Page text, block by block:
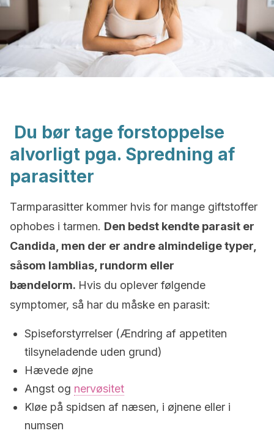
Du bør tage forstoppelse
alvorligt pga. Spredning af
parasitter
Tarmparasitter kommer hvis for mange giftstoffer
ophobes i tarmen. Den bedst kendte parasit er
Candida, men der er andre almindelige typer,
såsom lamblias, rundorm eller
bændelorm. Hvis du oplever følgende
symptomer, så har du måske en parasit:
Spiseforstyrrelser (Ændring af appetiten
tilsyneladende uden grund)
Hævede øjne
Angst og nervøsitet
Kløe på spidsen af næsen, i øjnene eller i
numsen